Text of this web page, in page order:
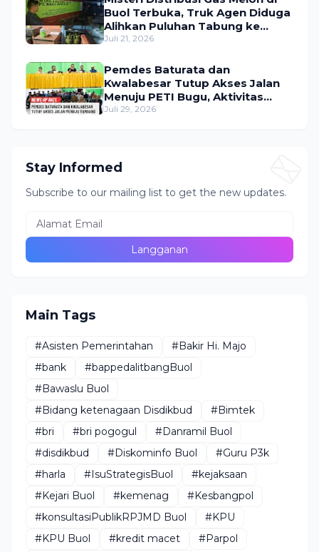
Buol Terbuka, Truk Agen Diduga
Alihkan Puluhan Tabung ke
Lokasi Tak Resmi
Juli 21, 2026
Pemdes Baturata dan
Kwalabesar Tutup Akses Jalan
Menuju PETI Bugu, Aktivitas
Tambang Diduga Masih
Juli 29, 2026
Stay Informed
Subscribe to our mailing list to get the new updates.
Main Tags
#Asisten Pemerintahan
#Bakir Hi. Majo
#bank
#bappedalitbangBuol
#Bawaslu Buol
#Bidang ketenagaan Disdikbud
#Bimtek
#bri
#bri pogogul
#Danramil Buol
#disdikbud
#Diskominfo Buol
#Guru P3k
#harla
#IsuStrategisBuol
#kejaksaan
#Kejari Buol
#kemenag
#Kesbangpol
#konsultasiPublikRPJMD Buol
#KPU
#KPU Buol
#kredit macet
#Parpol